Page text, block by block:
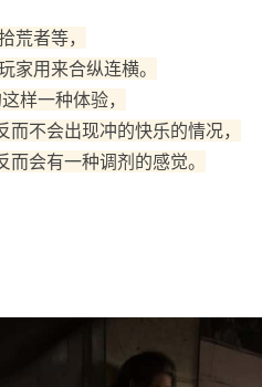
荒者等，
家用来合纵连横。
样一种体验，
不会出现冲的快乐的情况，
会有一种调剂的感觉。